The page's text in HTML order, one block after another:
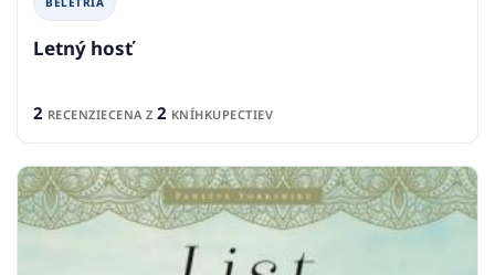
Letný hosť
2 RECENZIECENA Z 2 KNÍHKUPECTIEV